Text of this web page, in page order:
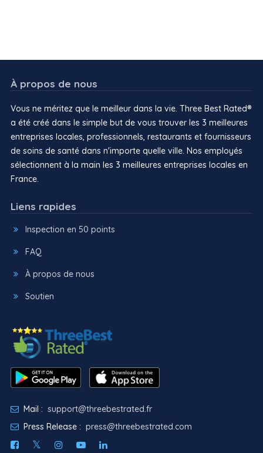
À propos de nous
Vous ne méritez que le meilleur dans la vie. Three Best Rated®
a été créé dans le simple but de vous trouver les 3 meilleures
entreprises locales, professionnels, restaurants et fournisseurs
de soins de santé dans n'importe quelle ville. Nos employés
sélectionnent à la main les 3 meilleures entreprises locales en
France.
Liens rapides
Inspection en 50 points
FAQ
À propos de nous
Soutien
Mail : support@threebestrated.fr
Press Release : press@threebestrated.com